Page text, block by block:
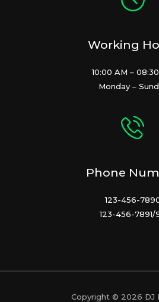
Working
10:00 AM –
Monday –
Phone
123-456-
123-456-7891/
Copyright © 2026 DJ